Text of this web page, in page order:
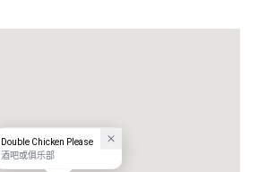
Double Chicken Please
酒吧或俱乐部